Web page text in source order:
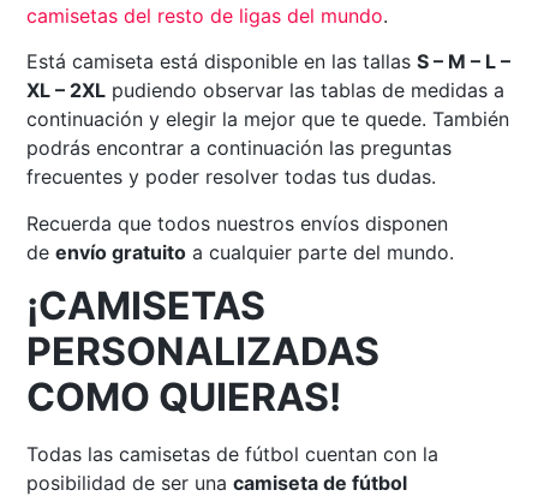
camisetas del resto de ligas del mundo.
Está camiseta está disponible en las tallasS – M – L –
XL – 2XL pudiendo observar las tablas de medidas a
continuación y elegir la mejor que te quede. También
podrás encontrar a continuación las preguntas
frecuentes y poder resolver todas tus dudas.
Recuerda que todos nuestros envíos disponen
deenvío gratuito a cualquier parte del mundo.
¡CAMISETAS
PERSONALIZADAS
COMO QUIERAS!
Todas las camisetas de fútbol cuentan con la
posibilidad de ser unacamiseta de fútbol